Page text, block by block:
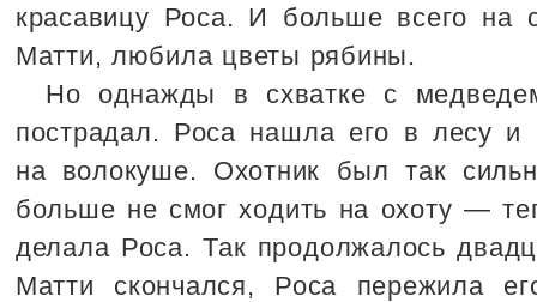
красавицу Роса. И больше всего на
Матти, любила цветы рябины.
Но однажды в схватке с
пострадал. Роса нашла его в лесу и
на волокуше. Охотник был так
больше не смог ходить на охоту —
делала Роса. Так продолжалось
Матти скончался, Роса пережила